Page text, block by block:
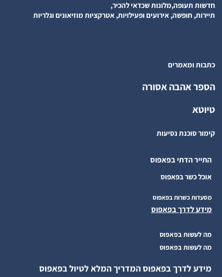
חדשות תעופה,מלונות שכדאי להכיר,
תיירות, חופשה, אירועים ופעילויות, אטרקציות מוזיאונים וגלריות
כתבות ומאמרים
הספר אהבה אסורה
טיוטא
קימור סוכנת נסיעות
התייר הדתי בפאפוס
אוכל כשר בפאפוס
מסעדות כשרות בפאפוס
מידע לדרך בפאפוס
מה לעשות בפאפוס
מה לעשות בפאפוס
מידע לדרך בפאפוס המדריך המלא לטיול בפאפוס